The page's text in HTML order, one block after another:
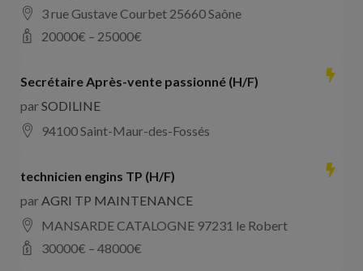
3 rue Gustave Courbet 25660 Saône
20000€ – 25000€
Secrétaire Après-vente passionné (H/F)
parSODILINE
94100 Saint-Maur-des-Fossés
technicien engins TP (H/F)
parAGRI TP MAINTENANCE
MANSARDE CATALOGNE 97231 le Robert
30000€ – 48000€